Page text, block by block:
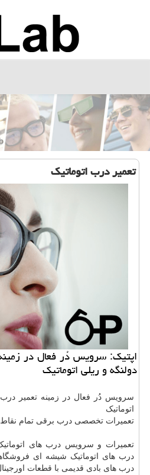
تعمیر درب اتوماتیك
اپتیك: سرویس دُر فعال در
دولنگه و ریلی اتوماتیك
سرویس دُر فعال در زمینه تعمیر
اتوماتیک
تعمیرات تخصصی درب برقی تمام نقاط
تعمیرات و سرویس درب های
درب های اتوماتیک شیشه ای
درب های بادی قدیمی با قطعات